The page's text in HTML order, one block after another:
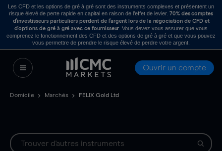
Les CFD et les options de gré à gré sont des instruments complexes et présentent un
risque élevé de perte rapide en capital en raison de l’effet de levier. 70% des comptes
d’investisseurs particuliers perdent de l’argent lors de la négociation de CFD et
d’options de gré à gré avec ce fournisseur . Vous devez vous assurer que vous
comprenez le fonctionnement des CFD et des options de gré à gré et que vous pouvez
vous permettre de prendre le risque élevé de perdre votre argent.
Ouvrir un compte
Domicile Marchés FELIX Gold Ltd